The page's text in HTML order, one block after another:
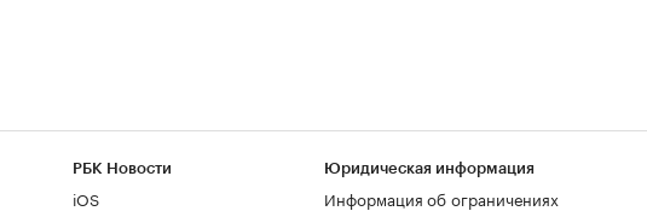
РБК Новости
iOS
Юридическая информация
Информация об ограничениях